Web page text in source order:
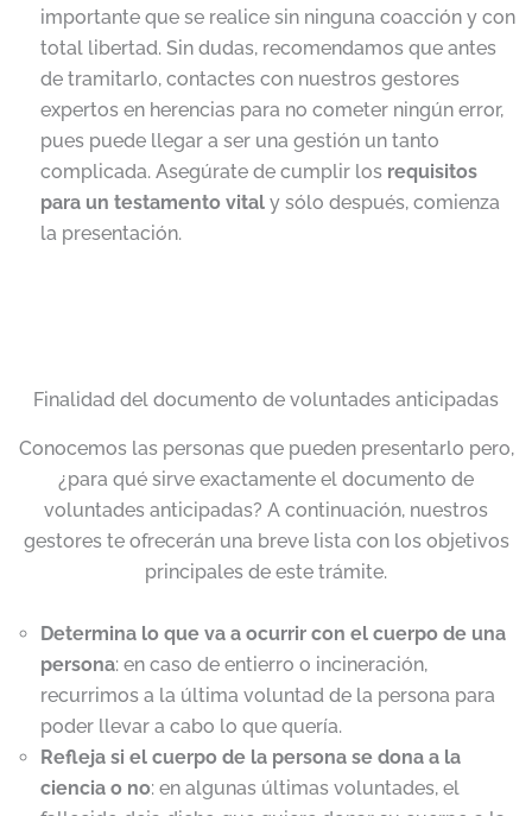
importante que se realice sin ninguna coacción y con
total libertad. Sin dudas, recomendamos que antes
de tramitarlo, contactes con nuestros gestores
expertos en herencias para no cometer ningún error,
pues puede llegar a ser una gestión un tanto
complicada. Asegúrate de cumplir los requisitos
para un testamento vital y sólo después, comienza
la presentación.
Finalidad del documento de voluntades anticipadas
Conocemos las personas que pueden presentarlo pero,
¿para qué sirve exactamente el documento de
voluntades anticipadas? A continuación, nuestros
gestores te ofrecerán una breve lista con los objetivos
principales de este trámite.
Determina lo que va a ocurrir con el cuerpo de una
persona: en caso de entierro o incineración,
recurrimos a la última voluntad de la persona para
poder llevar a cabo lo que quería.
Refleja si el cuerpo de la persona se dona a la
ciencia o no: en algunas últimas voluntades, el